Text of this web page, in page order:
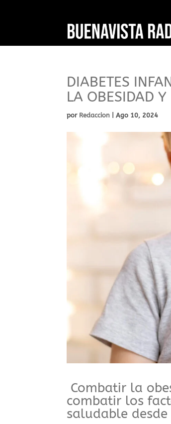
DIABETES
LA OBESIDAD Y
por Redaccion |Ago 10, 2024
Combatir la
combatir los
saludable